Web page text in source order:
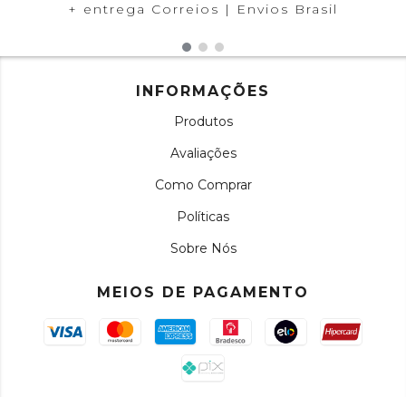
+ entrega Correios | Envios Brasil
INFORMAÇÕES
Produtos
Avaliações
Como Comprar
Políticas
Sobre Nós
MEIOS DE PAGAMENTO